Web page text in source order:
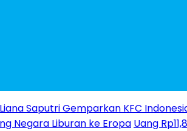
Saputri Gemparkan KFC
Negara Liburan ke Eropa Uang